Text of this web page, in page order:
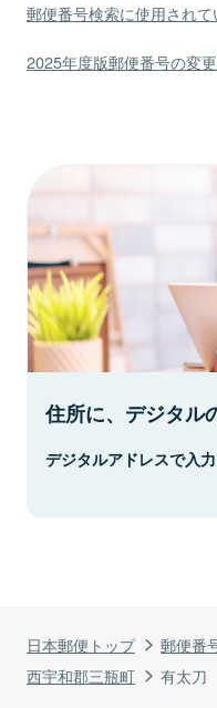
日本郵便トップ 郵便番
西宇和郡三瓶町
有太刀
郵便番号検索に使用され
2025年度版郵便番号の変
住所に、デジタル
デジタルアドレスで入